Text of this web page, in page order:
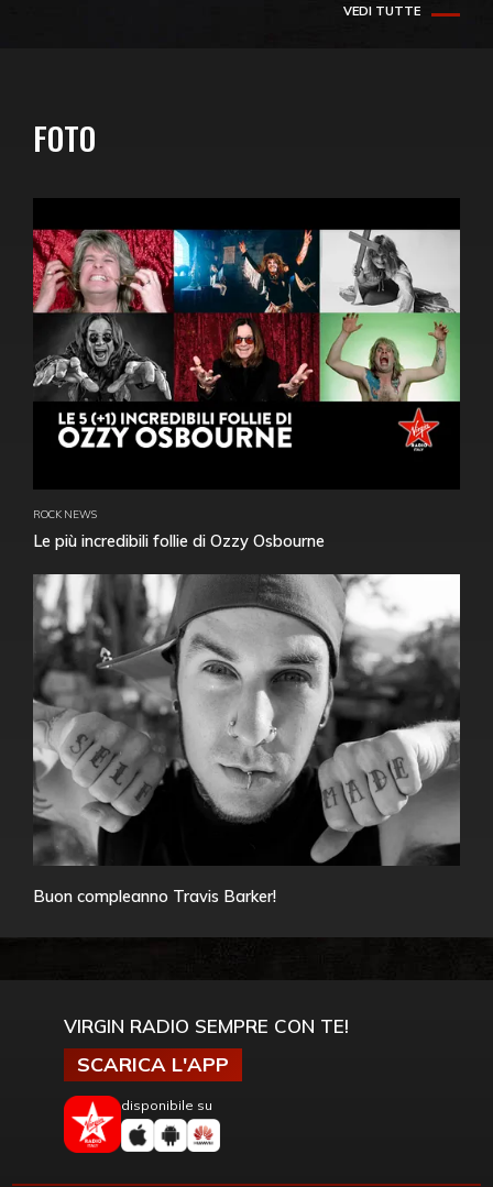
VEDI TUTTE
FOTO
ROCK NEWS
Le più incredibili follie di Ozzy Osbourne
Buon compleanno Travis Barker!
VIRGIN RADIO SEMPRE CON TE!
SCARICA L'APP
disponibile su